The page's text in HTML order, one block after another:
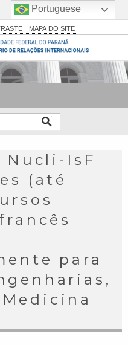
Simplifique!
Comunica BR
Participe
Legislação
Canais
MAPA DO SITE
Nucli-IsF
(até
para
Portuguese